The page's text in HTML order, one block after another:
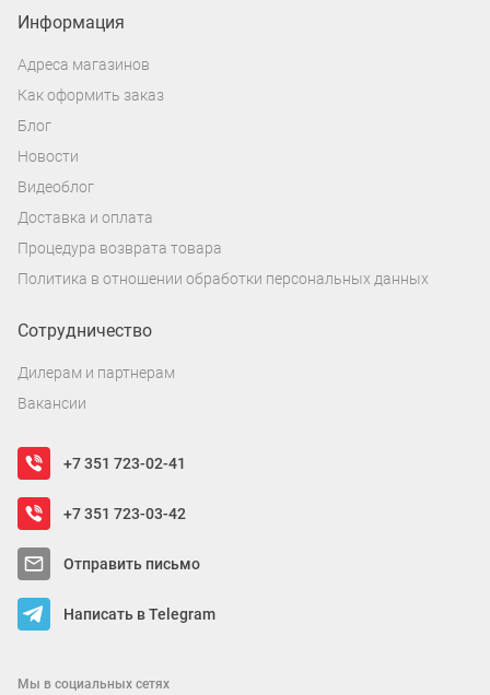
Информация
Адреса магазинов
Как оформить заказ
Блог
Новости
Видеоблог
Доставка и оплата
Процедура возврата товара
Политика в отношении обработки персональных данных
Сотрудничество
Дилерам и партнерам
Вакансии
+7 351 723-02-41
+7 351 723-03-42
Отправить письмо
Написать в Telegram
Мы в социальных сетях